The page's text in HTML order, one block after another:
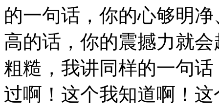
的一句话，你的心够明
高的话，你的震撼力就
粗糙，我讲同样的一句
过啊！这个我知道啊！